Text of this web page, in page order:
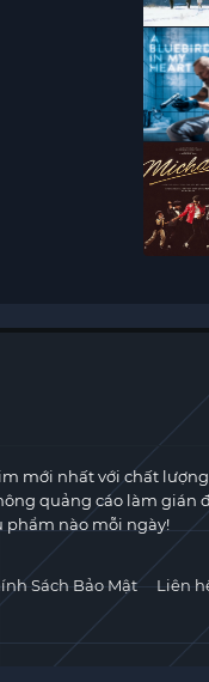
mới nhất với chất
quảng cáo làm
phẩm nào mỗi ngày!
Sách Bảo Mật Liên